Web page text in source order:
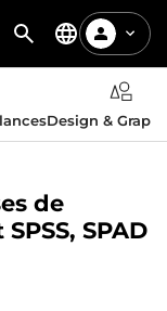
Design &
de
SPAD